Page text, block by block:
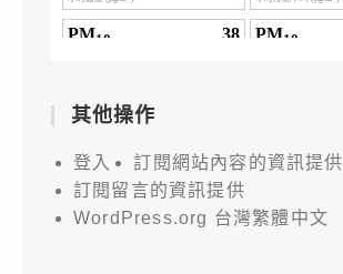
其他操作
登入
訂閱網站內容的資訊提供
訂閱留言的資訊提供
WordPress.org 台灣繁體中文